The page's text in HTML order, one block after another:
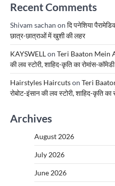
Recent Comments
Shivam sachan on दि पनेशिया
छात्र-छात्राओं में खुशी की लहर
KAYSWELLon Teri Baaton Mein
की लव स्टोरी, शाहिद-कृति का रोमांस-
Hairstyles Haircutson Teri
रोबोट-इंसान की लव स्टोरी, शाहिद-कृति का
Archives
August 2026
July 2026
June 2026